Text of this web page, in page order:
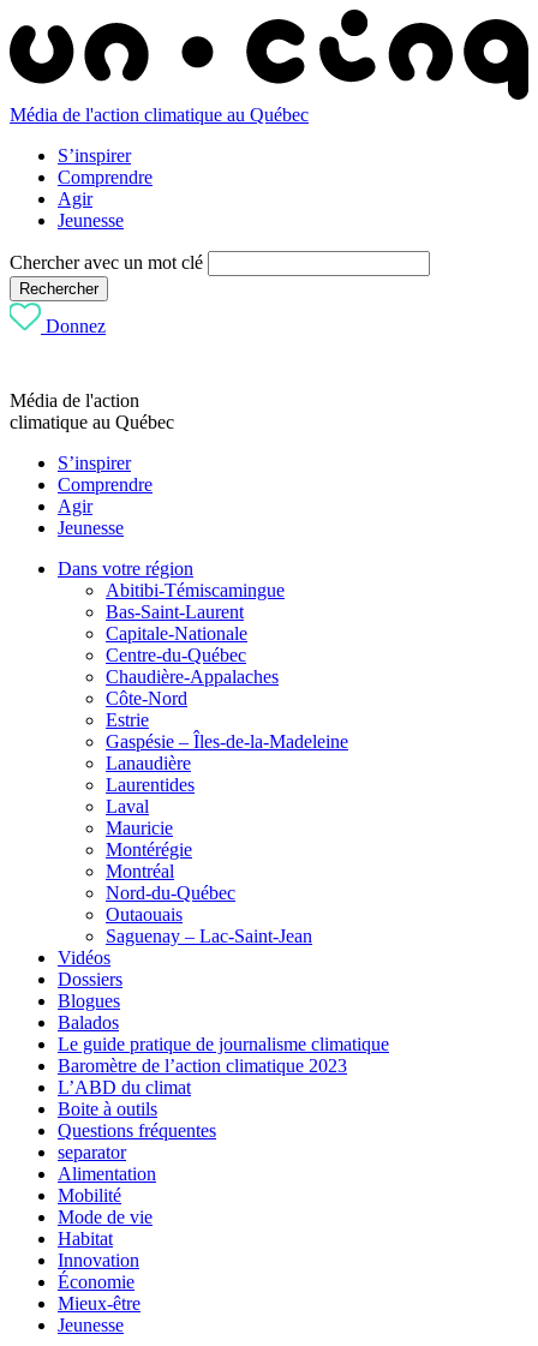
Média de l'action climatique au Québec
S’inspirer
Comprendre
Agir
Jeunesse
Chercher avec un mot clé
Rechercher
Donnez
Média de l'action
climatique au Québec
S’inspirer
Comprendre
Agir
Jeunesse
Dans votre région
Abitibi-Témiscamingue
Bas-Saint-Laurent
Capitale-Nationale
Centre-du-Québec
Chaudière-Appalaches
Côte-Nord
Estrie
Gaspésie – Îles-de-la-Madeleine
Lanaudière
Laurentides
Laval
Mauricie
Montérégie
Montréal
Nord-du-Québec
Outaouais
Saguenay – Lac-Saint-Jean
Vidéos
Dossiers
Blogues
Balados
Le guide pratique de journalisme climatique
Baromètre de l’action climatique 2023
L’ABD du climat
Boite à outils
Questions fréquentes
separator
Alimentation
Mobilité
Mode de vie
Habitat
Innovation
Économie
Mieux-être
Jeunesse